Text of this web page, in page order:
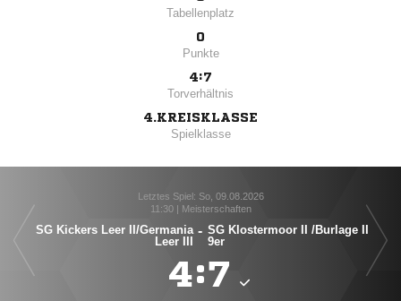
Tabellenplatz
0
Punkte
4:7
Torverhältnis
4.KREISKLASSE
Spielklasse
Letztes Spiel: So, 09.08.2026
11:30 | Meisterschaften
SG Kickers Leer II/​Germania
Leer III
- SG Klostermoor II /​Burlage II
9er
: